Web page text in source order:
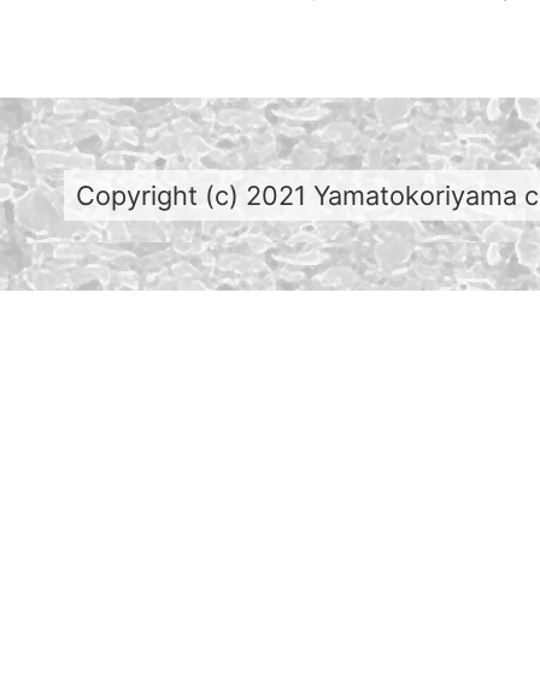
Copyright (c) 2021 Yamatokoriyama